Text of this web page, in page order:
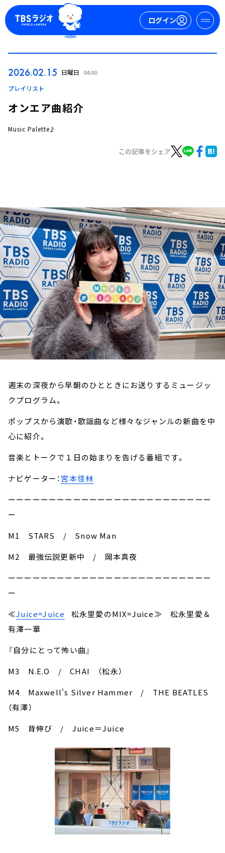
ログイン
トピックス
TBS Podcast
お知らせ
イベント・グッズ
YouTube
会社情報
2026.02.15 日曜日 04:00
プレイリスト
オンエア曲紹介
Music Palette♪
この記事をシェア
週末の深夜から早朝のひとときにお送りするミュージッ
クプログラム。
ポップスから演歌・歌謡曲など様々なジャンルの新曲を中
心に紹介。
音楽とトークで１日の始まりを告げる番組です。
ナビゲーター：宮本佳林
ーーーーーーーーーーーーーーーーーーーーーーーーー
ー
M1 STARS / Snow Man
M2 最強伝説更新中 / 岡本真夜
ーーーーーーーーーーーーーーーーーーーーーーーーー
ー
≪Juice=Juice
松永里愛のMIX=Juice≫ 松永里愛＆
有澤一華
『自分にとって怖い曲』
M3 N.E.O / CHAI （松永）
M4 Maxwell's Silver Hammer / THE BEATLES
（有澤）
M5 背伸び / Juice＝Juice